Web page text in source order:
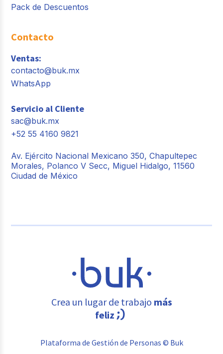
Pack de Descuentos
Contacto
Ventas:
contacto@buk.mx
WhatsApp
Servicio al Cliente
sac@buk.mx
+52 55 4160 9821
Av. Ejército Nacional Mexicano 350, Chapultepec
Morales, Polanco V Secc, Miguel Hidalgo, 11560
Ciudad de México
Crea un lugar de trabajo más
feliz
Plataforma de Gestión de Personas © Buk